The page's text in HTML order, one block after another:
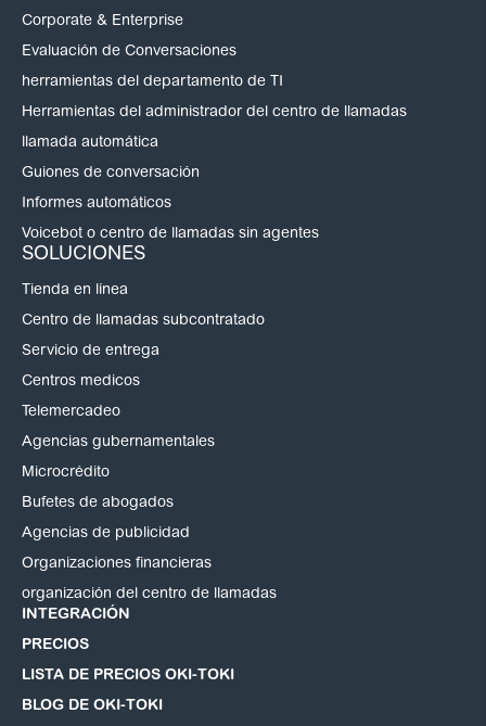
Corporate & Enterprise
Evaluación de Conversaciones
herramientas del departamento de TI
Herramientas del administrador del centro de llamadas
llamada automática
Guiones de conversación
Informes automáticos
Voicebot o centro de llamadas sin agentes
SOLUCIONES
Tienda en línea
Centro de llamadas subcontratado
Servicio de entrega
Centros medicos
Telemercadeo
Agencias gubernamentales
Microcrédito
Bufetes de abogados
Agencias de publicidad
Organizaciones financieras
organización del centro de llamadas
INTEGRACIÓN
PRECIOS
LISTA DE PRECIOS OKI-TOKI
BLOG DE OKI-TOKI